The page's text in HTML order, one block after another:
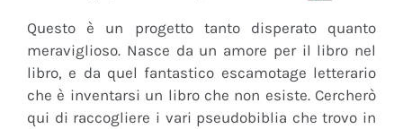
Questo è un progetto tanto disperato quanto
meraviglioso. Nasce da un amore per il libro nel
libro, e da quel fantastico escamotage letterario
che è inventarsi un libro che non esiste. Cercherò
qui di raccogliere i vari pseudobiblia che trovo in